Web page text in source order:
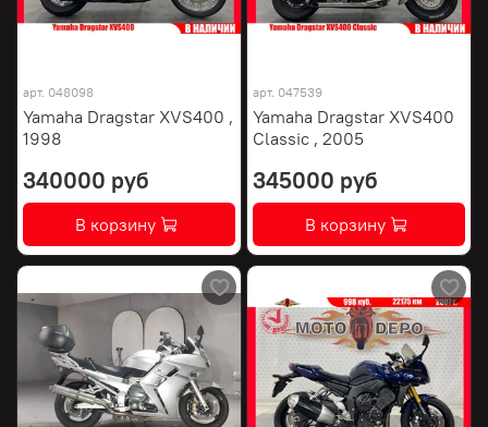
арт. 048098
Yamaha Dragstar XVS400 ,
1998
340000 руб
В корзину
арт. 047539
Yamaha Dragstar XVS400
Classic , 2005
345000 руб
В корзину